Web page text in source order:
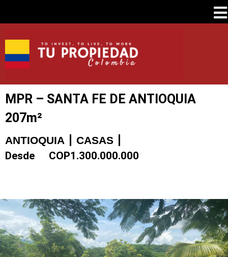
MPR – SANTA FE DE ANTIOQUIA
207m²
ANTIOQUIA CASAS
Desde COP1.300.000.000